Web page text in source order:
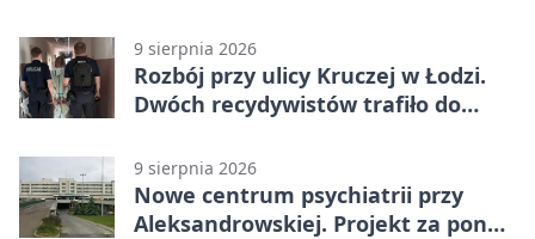
9 sierpnia 2026
Rozbój przy ulicy Kruczej w Łodzi.
Dwóch recydywistów trafiło do
9 sierpnia 2026
Nowe centrum psychiatrii przy
Aleksandrowskiej. Projekt za ponad